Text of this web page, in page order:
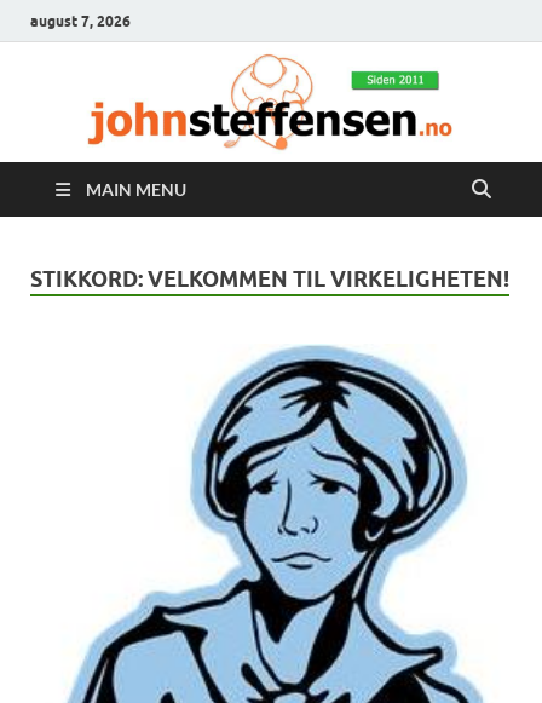
august 7, 2026
MAIN MENU
STIKKORD:VELKOMMEN TIL VIRKELIGHETEN!